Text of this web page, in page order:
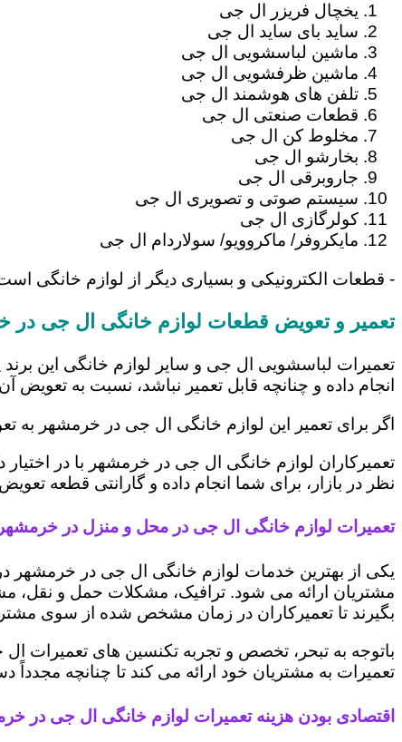
یخچال فریزر ال جی
ساید بای ساید ال جی
ماشین لباسشویی ال جی
ماشین ظرفشویی ال جی
تلفن های هوشمند ال جی
قطعات صنعتی ال جی
مخلوط کن ال جی
بخارشو ال جی
جاروبرقی ال جی
سیستم صوتی و تصویری ال جی
کولرگازی ال جی
مایکروفر/ ماکروویو/ سولاردام ال جی
- قطعات الکترونیکی و بسیاری دیگر از لوازم خانگی
تعمیر و تعویض قطعات لوازم خانگی ال جی در
تعمیرات لباسشویی ال جی و سایر لوازم خانگی این
انجام داده و چنانچه قابل تعمیر نباشد، نسبت به تعویض
اگر برای تعمیر این لوازم خانگی ال جی در خرمشهر به
تعمیرکاران لوازم خانگی ال جی در خرمشهر با در
نظر در بازار، برای شما انجام داده و گارانتی قطعه
تعمیرات لوازم خانگی ال جی در محل و منزل در خرمشهر
یکی از بهترین خدمات لوازم خانگی ال جی در
مشتریان ارائه می شود. ترافیک، مشکلات حمل و نقل،
بگیرند تا تعمیرکاران در زمان مشخص شده از سوی
باتوجه به تبحر، تخصص و تجربه تکنسین های تعمیرات
تعمیرات به مشتریان خود ارائه می کند تا چنانچه
اقتصادی بودن هزینه تعمیرات لوازم خانگی ال جی در